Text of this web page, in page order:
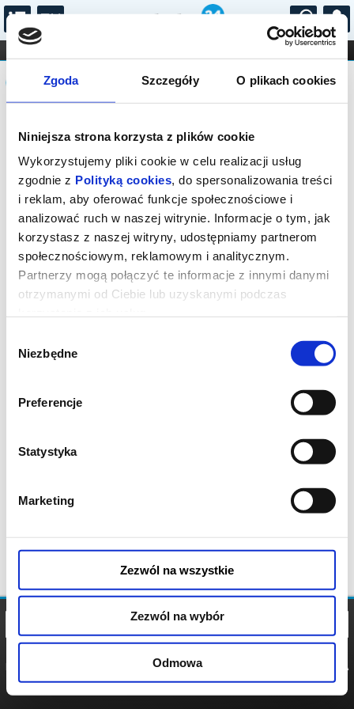
Zgoda Szczegóły O plikach cookies
Niniejsza strona korzysta z plików cookie
Wykorzystujemy pliki cookie w celu realizacji usług
zgodnie z Polityką cookies, do spersonalizowania treści
i reklam, aby oferować funkcje społecznościowe i
analizować ruch w naszej witrynie. Informacje o tym, jak
korzystasz z naszej witryny, udostępniamy partnerom
społecznościowym, reklamowym i analitycznym.
Partnerzy mogą połączyć te informacje z innymi danymi
otrzymanymi od Ciebie lub uzyskanymi podczas
zgody
Niezbędne
Preferencje
Statystyka
Marketing
Zezwól na wszystkie
Zezwól na wybór
Odmowa
...
FILHARMONIA OPERA I BALET
STAND-UP
DLA DZIECI
Komunikat
Sprzedaż biletów on-line na wydarzenie
została zakończona.
POLITYKA
POLITYKA